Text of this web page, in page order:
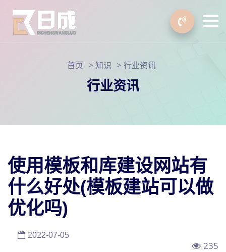
首页 > 知识 > 行业资讯
行业资讯
使用模板和库建设网站有
什么好处(模板建站可以做
优化吗)
2022-07-05
235